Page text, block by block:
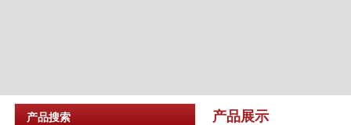
产品搜索 产品展示